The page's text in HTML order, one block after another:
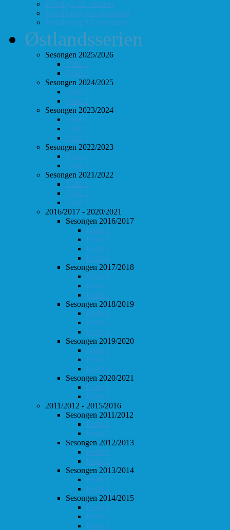
FolloLyn 22. oktober
FolloHurtig 24. september
FolloHurtig 10. desember
Østlandsserien
Sesongen 2025/2026
Follo 1
Follo 2
Sesongen 2024/2025
Follo 1
Follo 2
Sesongen 2023/2024
Follo 1
Follo 2
Follo 3
Sesongen 2022/2023
Follo 1
Follo 2
Sesongen 2021/2022
Follo 1
Follo 2
Follo 3
2016/2017 - 2020/2021
Sesongen 2016/2017
Follo 1
Follo 2
Follo 3
Follo 4
Sesongen 2017/2018
Follo 1
Follo 2
Follo 3
Sesongen 2018/2019
Follo 1
Follo 2
Follo 3
Sesongen 2019/2020
Follo 1
Follo 2
Follo 3
Sesongen 2020/2021
Follo 1
Follo 2
2011/2012 - 2015/2016
Sesongen 2011/2012
Follo 1
Follo 2
Sesongen 2012/2013
Follo 1
Follo 2
Sesongen 2013/2014
Follo 1
Follo 2
Sesongen 2014/2015
Follo 1
Follo 2
Follo 3